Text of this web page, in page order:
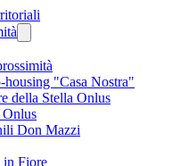
housing "Casa Nostra"
della Stella Onlus
Onlus
Don Mazzi
in Fiore